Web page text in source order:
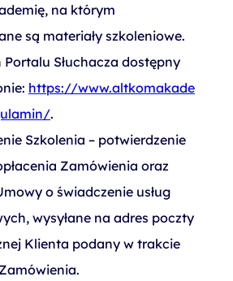
na którym
są materiały szkoleniowe.
Portalu Słuchacza dostępny
https://www.altkomakade
.
Szkolenia – potwierdzenie
Zamówienia oraz
o świadczenie usług
wysyłane na adres poczty
Klienta podany w trakcie